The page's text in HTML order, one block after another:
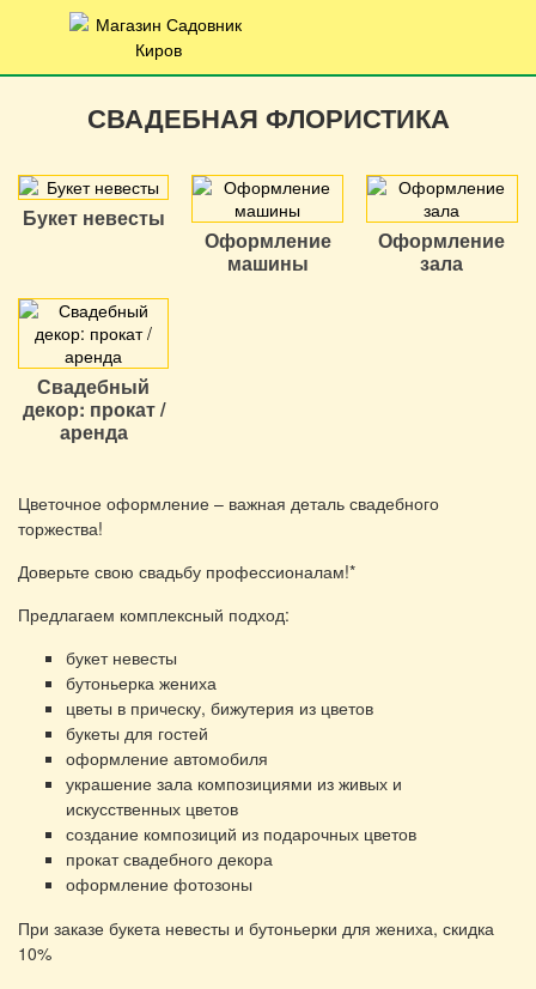
СВАДЕБНАЯ ФЛОРИСТИКА
Букет невесты
Оформление
машины
Оформление
зала
Свадебный
декор: прокат /
аренда
Цветочное оформление – важная деталь свадебного
торжества!
Доверьте свою свадьбу профессионалам!*
Предлагаем комплексный подход:
букет невесты
бутоньерка жениха
цветы в прическу, бижутерия из цветов
букеты для гостей
оформление автомобиля
украшение зала композициями из живых и
искусственных цветов
создание композиций из подарочных цветов
прокат свадебного декора
оформление фотозоны
При заказе букета невесты и бутоньерки для жениха, скидка
10%